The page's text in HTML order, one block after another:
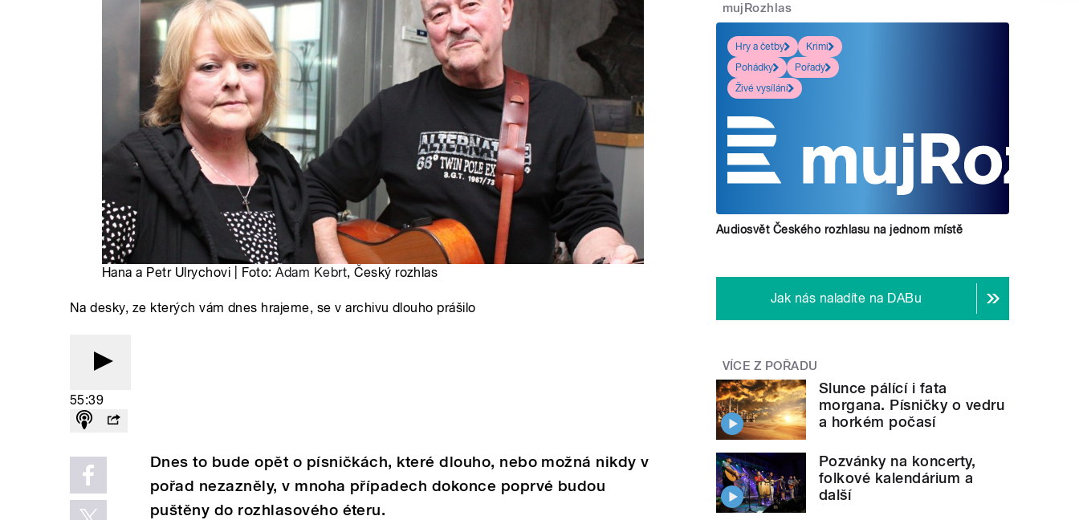
Hana a Petr Ulrychovi | Foto:Adam Kebrt, Český rozhlas
Na desky, ze kterých vám dnes hrajeme, se v archivu dlouho prášilo
55:39
Dnes to bude opět o písničkách, které dlouho, nebo možná nikdy v
pořad nezazněly, v mnoha případech dokonce poprvé budou
puštěny do rozhlasového éteru.
mujRozhlas
Hry a četby
Krimi
Pohádky
Pořady
Živé vysílání
Audiosvět Českého rozhlasu na jednom místě
Jak nás naladíte na DABu
VÍCE Z POŘADU
Slunce pálící i fata
morgana. Písničky o vedru
a horkém počasí
Pozvánky na koncerty,
folkové kalendárium a
další